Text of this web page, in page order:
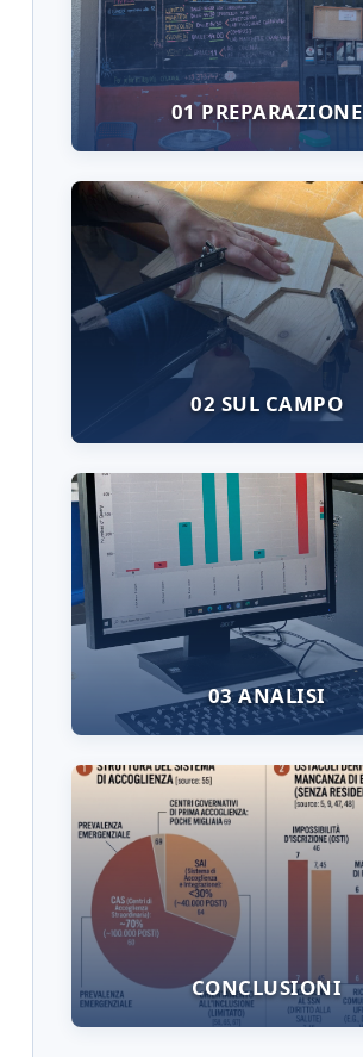
01 PREPARAZIONE
02 SUL CAMPO
03 ANALISI
CONCLUSIONI